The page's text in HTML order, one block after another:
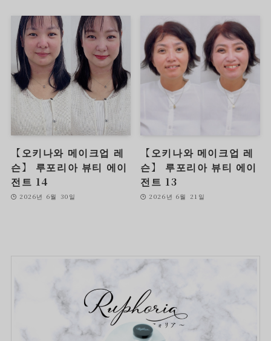
【오키나와 메이크업 레
슨】 루포리아 뷰티 에이
전트 14
2026년 6월 30일
【오키나와 메이크업 레
슨】 루포리아 뷰티 에이
전트 13
2026년 6월 21일